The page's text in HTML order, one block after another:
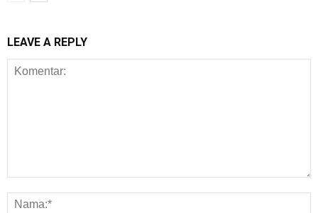
LEAVE A REPLY